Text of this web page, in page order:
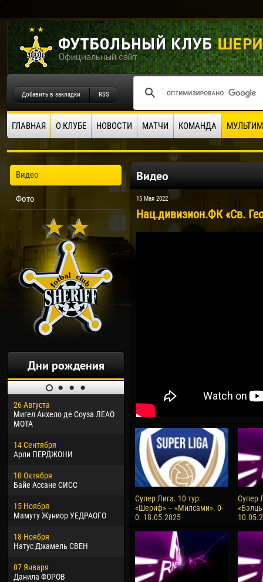
Добавить в закладки RSS
ГЛАВНАЯ О КЛУБЕ НОВОСТИ МАТЧИ КОМАНДА
Видео
Фото
Дни рождения
26 Августа
Мигел Анхело де Соуза ЛЕАО
МОТА
14 Сентября
Арли ПЕРДЖОНИ
10 Октября
Байе Ассане СИСС
15 Ноября
Мамуту Жуниор УЕДРАОГО
18 Ноября
Натус Джамель СВЕН
07 Января
Данила ФОРОВ
30 Января
Дорасо Морео КЛАС
24 Февраля
Владислав КОСТИН
02 Марта
Вячеслав КОЗМА
09 Марта
Эммануэль АФЕТСЕ
Хайдер Морено АСПРИЛЬЯ
22 Марта
Самба КОНЕ
04
13
24
15
28
Видео
15 Мая 2022
Нац.дивизион.ФК «Св.
Супер Лига. 10 тур.
«Шериф» – «Милсами». 0-
0. 18.05.2025
Супер